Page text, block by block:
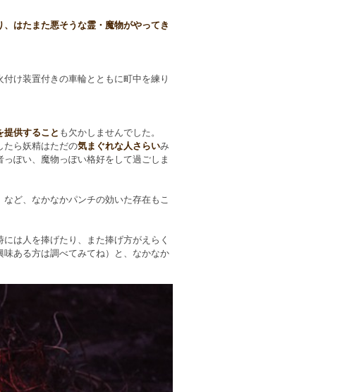
はたまた悪そうな霊・魔物がやってき
け装置付きの車輪とともに町中を練り
提供すること も欠かしませんでした。
たら妖精はただの気まぐれな人さらいみ
ぽい、魔物っぽい格好をして過ごしま
ど、なかなかパンチの効いた存在もこ
は人を捧げたり、また捧げ方がえらく
ある方は調べてみてね）と、なかなか